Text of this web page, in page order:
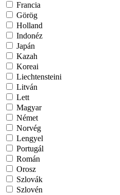
Francia
Görög
Holland
Indonéz
Japán
Kazah
Koreai
Liechtensteini
Litván
Lett
Magyar
Német
Norvég
Lengyel
Portugál
Román
Orosz
Szlovák
Szlovén